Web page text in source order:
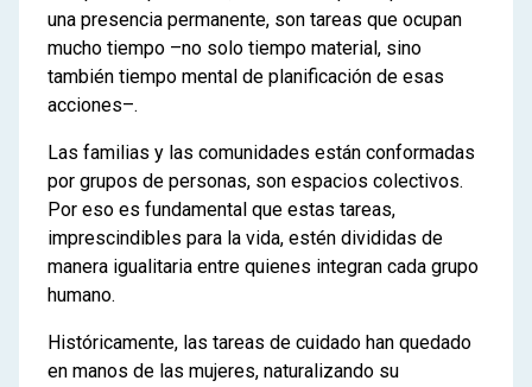
una presencia permanente, son tareas que ocupan
mucho tiempo –no solo tiempo material, sino
también tiempo mental de planificación de esas
acciones–.
Las familias y las comunidades están conformadas
por grupos de personas, son espacios colectivos.
Por eso es fundamental que estas tareas,
imprescindibles para la vida, estén divididas de
manera igualitaria entre quienes integran cada grupo
humano.
Históricamente, las tareas de cuidado han quedado
en manos de las mujeres, naturalizando su